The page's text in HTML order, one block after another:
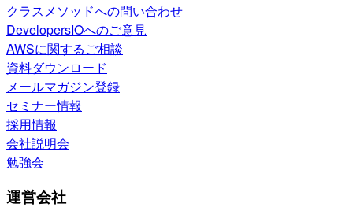
クラスメソッドへの問い合わせ
DevelopersIOへのご意見
AWSに関するご相談
資料ダウンロード
メールマガジン登録
セミナー情報
採用情報
会社説明会
勉強会
運営会社